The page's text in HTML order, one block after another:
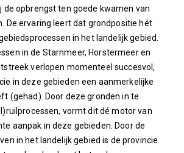
de opbrengst ten goede kwamen van
De ervaring leert dat grondpositie hét
in het landelijk gebied.
in de Starnmeer, Horstermeer en
verlopen momenteel succesvol,
in deze gebieden een aanmerkelijke
(gehad). Door deze gronden in te
vormt dit dé motor van
aanpak in deze gebieden. Door de
in het landelijk gebied is de provincie